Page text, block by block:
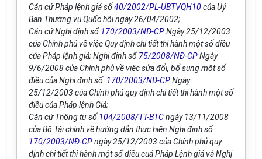
Căn cứ Pháp lệnh giá số40/2002/PL-UBTVQH10của Uỷ
Ban Thường vụ Quốc hội ngày 26/04/2002;
Căn cứ Nghị định số 170/2003/NĐ-CPNgày 25/12/2003
của Chính phủ về việc Quy định chi tiết thi hành một số điều
của Pháp lệnh giá; Nghị định số 75/2008/NĐ-CPNgày
9/6/2008 của Chính phủ về việc sửa đổi, bổ sung một số
điều của Nghị định số: 170/2003/NĐ-CPNgày
25/12/2003 của Chính phủ quy định chi tiết thi hành một số
điều của Pháp lệnh Giá;
Căn cứ Thông t­ư số 104/2008/TT-BTCngày 13/11/2008
của Bộ Tài chính về hướng dẫn thực hiện Nghị định số
170/2003/NĐ-CPngày 25/12/2003 của Chính phủ quy
định chi tiết thi hành một số điều cuả Pháp Lệnh giá và Nghị